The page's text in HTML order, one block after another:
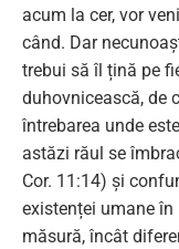
acum la cer, vor
când. Dar
trebui să îl țină pe
duhovnicească, de
întrebarea unde
astăzi răul se
Cor. 11:14) și
existenței umane
măsură, încât